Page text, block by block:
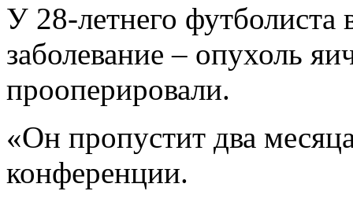
У 28-летнего футболиста
заболевание – опухоль
прооперировали.
«Он пропустит два
конференции.